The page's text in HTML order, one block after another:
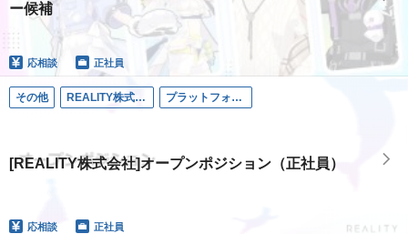
ー候補
応相談 正社員
その他 REALITY株式会社 プラットフォーム事業
[REALITY株式会社]オープンポジション（正社員）
応相談 正社員